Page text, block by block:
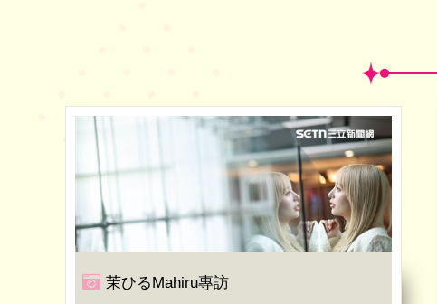
茉ひるMahiru專訪